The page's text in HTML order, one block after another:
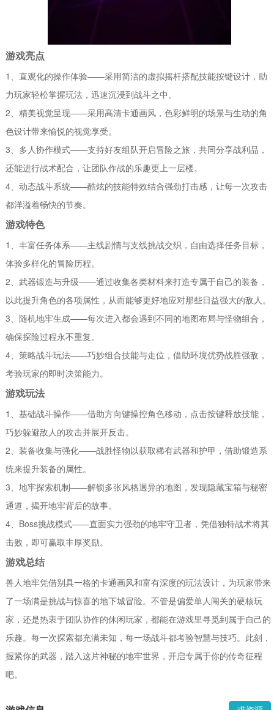
游戏亮点
1、直观化的操作体验——采用简洁的虚拟摇杆搭配技能按键设计，助
力玩家轻松掌握玩法，迅速沉浸到战斗之中。
2、精美视觉呈现——采用高清卡通画风，色彩鲜明的场景与生动的角
色设计带来愉悦的视觉享受。
3、多人协作模式——支持好友组队开启冒险之旅，共同分享战利品，
还能进行战术配合，让团队作战的乐趣更上一层楼。
4、动态战斗系统——酷炫的技能特效结合强劲打击感，让每一次攻击
都洋溢着畅快的节奏。
游戏特色
1、丰富任务体系——主线剧情与支线挑战交织，自由选择任务目标，
体验多样化的冒险历程。
2、武器锻造与升级——通过收集各类材料来打造专属于自己的装备，
以此提升角色的各项属性，从而能够更好地应对那些日益强大的敌人。
3、随机地牢生成——每次进入都会遇到不同的地图布局与怪物组合，
确保探险过程永不重复。
4、策略战斗玩法——巧妙组合技能与走位，借助环境优势战胜强敌，
考验玩家的即时决策能力。
游戏玩法
1、基础战斗操作——借助方向键操控角色移动，点击按键释放技能，
巧妙躲避敌人的攻击并展开反击。
2、装备收集与强化——战胜怪物以获取稀有武器和护甲，借助锻造系
统来提升装备的属性。
3、地牢探索机制——解锁多张风格迥异的地图，发现隐藏宝箱与秘密
通道，揭开地牢背后的故事。
4、Boss挑战模式——直面实力强劲的地牢守卫者，凭借独特战术将其
击败，即可赢取丰厚奖励。
游戏总结
兽人地牢凭借别具一格的卡通画风和富有深度的玩法设计，为玩家带来
了一场满是挑战与惊喜的地下城冒险。不管是偏爱单人闯关的硬核玩
家，还是热衷于团队协作的休闲玩家，都能在游戏里寻觅到属于自己的
乐趣。每一次探索都充满未知，每一场战斗都考验智慧与技巧。此刻，
握紧你的武器，踏入这片神秘的地牢世界，开启专属于你的传奇征程
吧。